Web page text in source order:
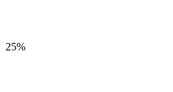
25%